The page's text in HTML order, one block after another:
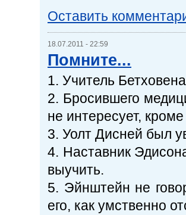
Оставить
18.07.2011 - 22:59
Помните...
1. Учитель
2. Бросившего
не интересует,
3. Уолт Дисней был
4. Наставник
выучить.
5. Эйнштейн не
его, как умственно